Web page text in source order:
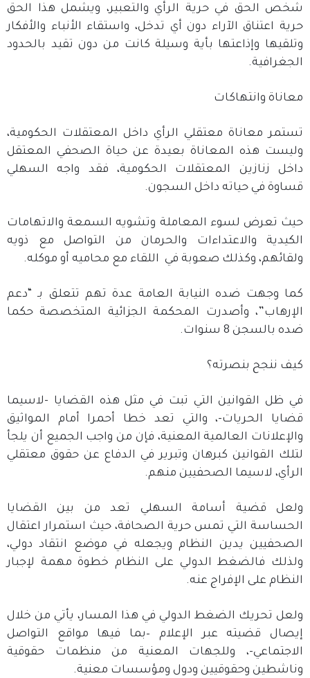
شخص الحق في حرية الرأي والتعبير، ويشمل هذا الحق
حرية اعتناق الآراء دون أي تدخل، واستقاء الأنباء والأفكار
وتلقيها وإذاعتها بأية وسيلة كانت من دون تقيد بالحدود
الجغرافية.
معاناة وانتهاكات
تستمر معاناة معتقلي الرأي داخل المعتقلات الحكومية،
وليست هذه المعاناة بعيدة عن حياة الصحفي المعتقل
داخل زنازين المعتقلات الحكومية، فقد واجه السهلي
قساوة في حياته داخل السجون.
حيث تعرض لسوء المعاملة وتشويه السمعة والاتهامات
الكيدية والاعتداءات والحرمان من التواصل مع ذويه
ولقائهم، وكذلك صعوبة في اللقاء مع محاميه أو موكله.
كما وجهت ضده النيابة العامة عدة تهم تتعلق بـ “دعم
الإرهاب”، وأصدرت المحكمة الجزائية المتخصصة حكما
ضده بالسجن 8 سنوات.
كيف ننجح بنصرته؟
في ظل القوانين التي تبت في مثل هذه القضايا -لاسيما
قضايا الحريات-، والتي تعد خطا أحمرا أمام المواثيق
والإعلانات العالمية المعنية، فإن من واجب الجميع أن يلجأ
لتلك القوانين كبرهان وتبرير في الدفاع عن حقوق معتقلي
الرأي، لاسيما الصحفيين منهم.
ولعل قضية أسامة السهلي تعد من بين القضايا
الحساسة التي تمس حرية الصحافة، حيث استمرار اعتقال
الصحفيين يدين النظام ويجعله في موضع انتقاد دولي،
ولذلك فالضغط الدولي على النظام خطوة مهمة لإجبار
النظام على الإفراج عنه.
ولعل تحريك الضغط الدولي في هذا المسار، يأتي من خلال
إيصال قضيته عبر الإعلام –بما فيها مواقع التواصل
الاجتماعي-، وللجهات المعنية من منظمات حقوقية
وناشطين وحقوقيين ودول ومؤسسات معنية.